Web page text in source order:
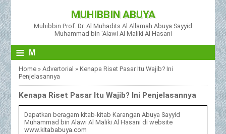
MUHIBBIN ABUYA
Muhibbin Prof. Dr. Al Muhadits Al Allamah Abuya Sayyid
Muhammad bin 'Alawi Al Maliki Al Hasani
≡ M
Home »Advertorial »Kenapa Riset Pasar Itu Wajib? Ini
Penjelasannya
Kenapa Riset Pasar Itu Wajib? Ini Penjelasannya
Dapatkan beragam kitab-kitab Karangan Abuya Sayyid
Muhammad bin Alawi Al Maliki Al Hasani di website
www.kitababuya.com